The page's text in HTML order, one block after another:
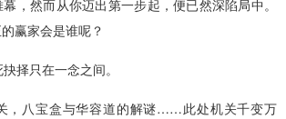
，然而从你迈出第一步起，便已然深陷局中。
赢家会是谁呢？
择只在一念之间。
，八宝盒与华容道的解谜……此处机关千变万